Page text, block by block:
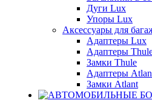
Дуги Lux
Упоры Lux
Аксессуары для
Адаптеры Lux
Адаптеры
Замки Thule
Адаптеры
Замки Atlant